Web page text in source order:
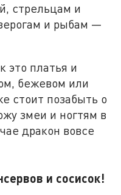
стрельцам и
и рыбам —
это платья и
бежевом или
стоит позабыть о
змеи и ногтям в
дракон вовсе
и сосисок!